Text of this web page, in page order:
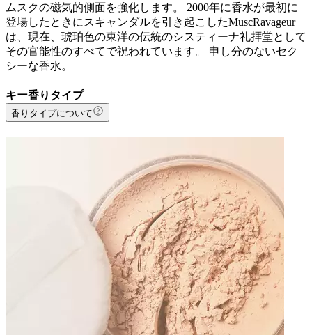
ムスクの磁気的側面を強化します。 2000年に香水が最初に
登場したときにスキャンダルを引き起こしたMuscRavageur
は、現在、琥珀色の東洋の伝統のシスティーナ礼拝堂として
その官能性のすべてで祝われています。 申し分のないセク
シーな香水。
キー香りタイプ
香りタイプについて